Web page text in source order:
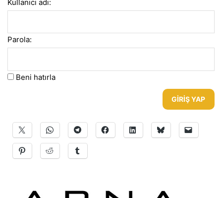
Kullanıcı adı:
Parola:
Beni hatırla
GIRIŞ YAP